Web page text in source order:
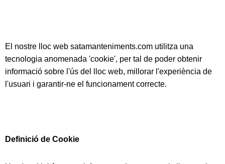
El nostre lloc web satamanteniments.com utilitza una
tecnologia anomenada 'cookie', per tal de poder obtenir
informació sobre l'ús del lloc web, millorar l'experiència de
l'usuari i garantir-ne el funcionament correcte.
Definició de Cookie